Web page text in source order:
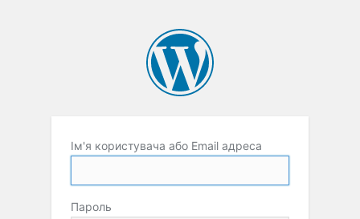
Ім'я користувача або Email адреса
Пароль